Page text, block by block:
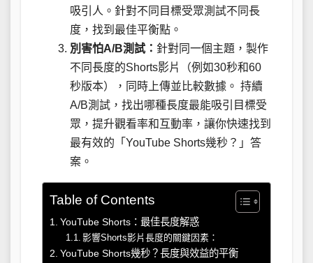
吸引人。針對不同目標受眾測試不同長
度，找到最佳平衡點。
別害怕A/B測試： 針對同一個主題，製作
不同長度的Shorts影片（例如30秒和60
秒版本），同時上傳並比較數據。 持續
A/B測試，找出哪種長度最能吸引目標受
眾，提升觀看率和互動率，讓你快速找到
最有效的「YouTube Shorts幾秒？」答
案。
Table of Contents
YouTube Shorts：最佳長度解惑
影響Shorts影片長度的關鍵因素：
YouTube Shorts幾秒？長度與效益的平衡